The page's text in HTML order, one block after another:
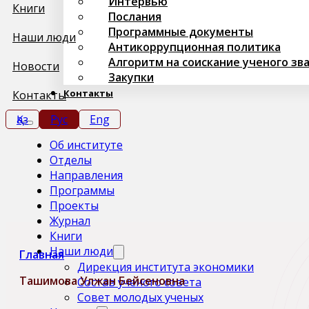
Послания
Программные документы
Антикоррупционная политика
Алгоритм на соискание ученого
Закупки
Контакты
Об институте
Отделы
Направления
Программы
Проекты
Журнал
Книги
Наши люди
Дирекция института экономики
Состав ученого совета
Совет молодых ученых
Книги
Наши люди
Новости
Контакты
Қаз
Рус Eng
Главная
Ташимова Улжан Бейсеновна